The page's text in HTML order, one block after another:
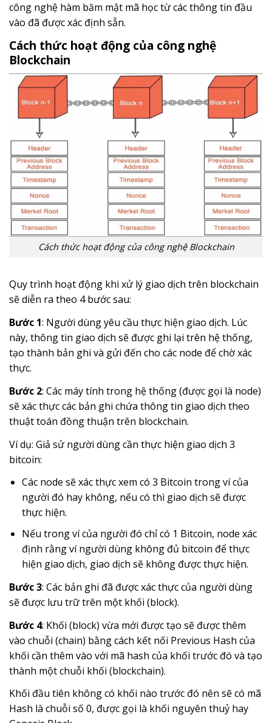
công nghệ hàm băm mật mã học từ các thông tin đầu
vào đã được xác định sẵn.
Cách thức hoạt động của công nghệ
Blockchain
Cách thức hoạt động của công nghệ Blockchain
Quy trình hoạt động khi xử lý giao dịch trên blockchain
sẽ diễn ra theo 4 bước sau:
Bước 1: Người dùng yêu cầu thực hiện giao dịch. Lúc
này, thông tin giao dịch sẽ được ghi lại trên hệ thống,
tạo thành bản ghi và gửi đến cho các node để chờ xác
thực.
Bước 2: Các máy tính trong hệ thống (được gọi là node)
sẽ xác thực các bản ghi chứa thông tin giao dịch theo
thuật toán đồng thuận trên blockchain.
Ví dụ: Giả sử người dùng cần thực hiện giao dịch 3
bitcoin:
Các node sẽ xác thực xem có 3 Bitcoin trong ví của
người đó hay không, nếu có thì giao dịch sẽ được
thực hiện.
Nếu trong ví của người đó chỉ có 1 Bitcoin, node xác
định rằng ví người dùng không đủ bitcoin để thực
hiện giao dịch, giao dịch sẽ không được thực hiện.
Bước 3: Các bản ghi đã được xác thực của người dùng
sẽ được lưu trữ trên một khối (block).
Bước 4: Khối (block) vừa mới được tạo sẽ được thêm
vào chuỗi (chain) bằng cách kết nối Previous Hash của
khối cần thêm vào với mã hash của khối trước đó và tạo
thành một chuỗi khối (blockchain).
Khối đầu tiên không có khối nào trước đó nên sẽ có mã
Hash là chuỗi số 0, được gọi là khối nguyên thuỷ hay